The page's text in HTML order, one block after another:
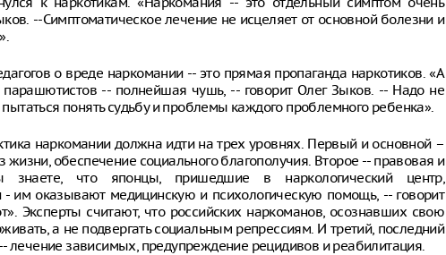
--Симптоматическое лечение не исцеляет от основной болезни и
о вреде наркомании -- это прямая пропаганда наркотиков. «А
-- полнейшая чушь, -- говорит Олег Зыков. -- Надо не
понять судьбу и проблемы каждого проблемного ребенка».
наркомании должна идти на трех уровнях. Первый и основной –
обеспечение социального благополучия. Второе -- правовая и
знаете, что японцы, пришедшие в наркологический центр,
- им оказывают медицинскую и психологическую помощь, -- говорит
Эксперты считают, что российских наркоманов, осознавших свою
а не подвергать социальным репрессиям. И третий, последний
лечение зависимых, предупреждение рецидивов и реабилитация.